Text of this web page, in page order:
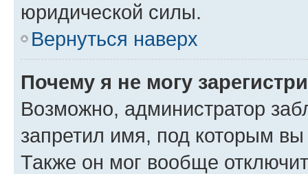
юридической силы.
Вернуться наверх
Почему я не могу
Возможно, администратор
запретил имя, под которым вы
Также он мог вообще